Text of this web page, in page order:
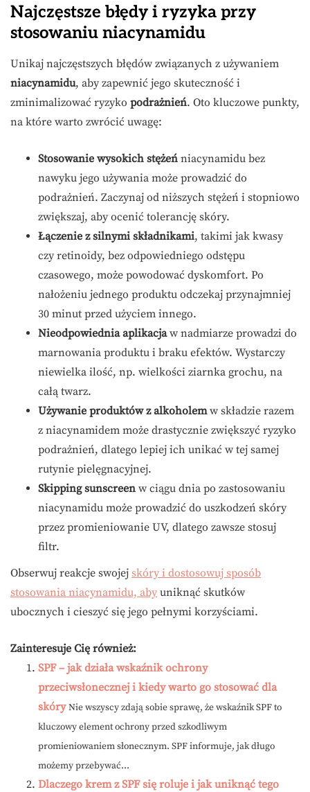
Najczęstsze błędy i ryzyka przy
stosowaniu niacynamidu
Unikaj najczęstszych błędów związanych z używaniem
niacynamidu, aby zapewnić jego skuteczność i
zminimalizować ryzyko podrażnień. Oto kluczowe punkty,
na które warto zwrócić uwagę:
Stosowanie wysokich stężeń niacynamidu bez
nawyku jego używania może prowadzić do
podrażnień. Zaczynaj od niższych stężeń i stopniowo
zwiększaj, aby ocenić tolerancję skóry.
Łączenie z silnymi składnikami, takimi jak kwasy
czy retinoidy, bez odpowiedniego odstępu
czasowego, może powodować dyskomfort. Po
nałożeniu jednego produktu odczekaj przynajmniej
30 minut przed użyciem innego.
Nieodpowiednia aplikacjaw nadmiarze prowadzi do
marnowania produktu i braku efektów. Wystarczy
niewielka ilość, np. wielkości ziarnka grochu, na
całą twarz.
Używanie produktów z alkoholemw składzie razem
z niacynamidem może drastycznie zwiększyć ryzyko
podrażnień, dlatego lepiej ich unikać w tej samej
rutynie pielęgnacyjnej.
Skipping sunscreen w ciągu dnia po zastosowaniu
niacynamidu może prowadzić do uszkodzeń skóry
przez promieniowanie UV, dlatego zawsze stosuj
filtr.
Obserwuj reakcje swojej skóry i dostosowuj sposób
stosowania niacynamidu, aby uniknąć skutków
ubocznych i cieszyć się jego pełnymi korzyściami.
Zainteresuje Cię również:
SPF – jak działa wskaźnik ochrony
przeciwsłonecznej i kiedy warto go stosować dla
skóry Nie wszyscy zdają sobie sprawę, że wskaźnik SPF to
kluczowy element ochrony przed szkodliwym
promieniowaniem słonecznym. SPF informuje, jak długo
możemy przebywać...
Dlaczego krem z SPF się roluje i jak uniknąć tego